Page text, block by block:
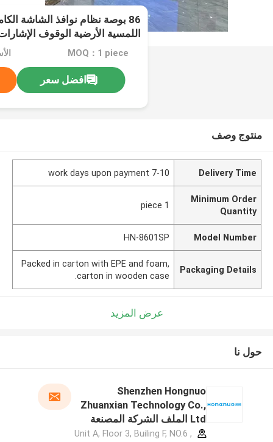
اللمسية الأرضية الوقوف
MOQ：1 piece
افضل سعر
منتوج وصف
Delivery Time
7-10 work days upon payment
Minimum Order
Quantity
1 piece
Model Number
HN-8601SP
Packaging Details
Packed in carton with EPE and foam,
carton in wooden case.
عرض المزيد
حول نا
Shenzhen Hongnuo
Zhuanxian Technology Co.,
Ltd الملف الشركة المصنعة
Unit A, Floor 3, Builing F, NO.6 ,